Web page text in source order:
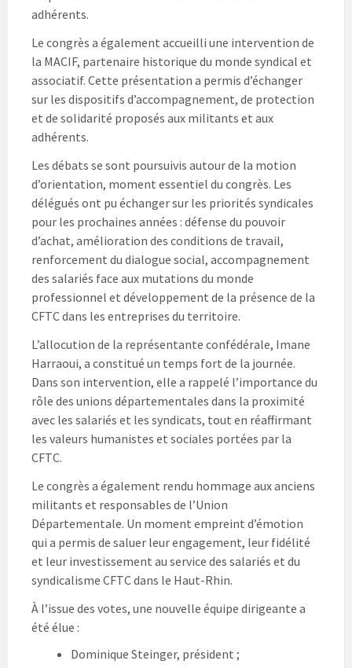
adhérents.
Le congrès a également accueilli une intervention de
la MACIF, partenaire historique du monde syndical et
associatif. Cette présentation a permis d’échanger
sur les dispositifs d’accompagnement, de protection
et de solidarité proposés aux militants et aux
adhérents.
Les débats se sont poursuivis autour de la motion
d’orientation, moment essentiel du congrès. Les
délégués ont pu échanger sur les priorités syndicales
pour les prochaines années : défense du pouvoir
d’achat, amélioration des conditions de travail,
renforcement du dialogue social, accompagnement
des salariés face aux mutations du monde
professionnel et développement de la présence de la
CFTC dans les entreprises du territoire.
L’allocution de la représentante confédérale, Imane
Harraoui, a constitué un temps fort de la journée.
Dans son intervention, elle a rappelé l’importance du
rôle des unions départementales dans la proximité
avec les salariés et les syndicats, tout en réaffirmant
les valeurs humanistes et sociales portées par la
CFTC.
Le congrès a également rendu hommage aux anciens
militants et responsables de l’Union
Départementale. Un moment empreint d’émotion
qui a permis de saluer leur engagement, leur fidélité
et leur investissement au service des salariés et du
syndicalisme CFTC dans le Haut-Rhin.
À l’issue des votes, une nouvelle équipe dirigeante a
été élue :
Dominique Steinger, président ;